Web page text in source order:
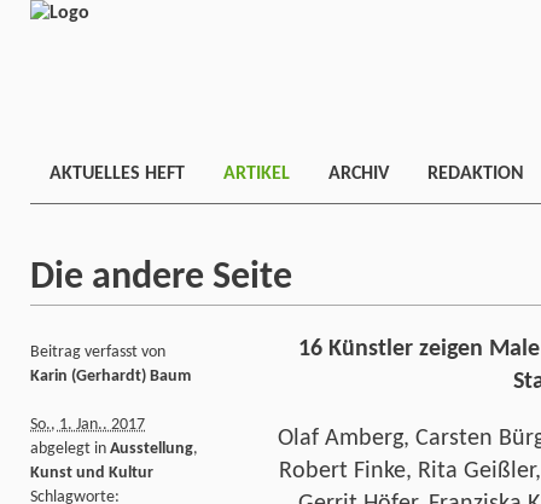
AKTUELLES HEFT ARTIKEL ARCHIV REDAKTION
Die andere Seite
16 Künstler zeigen
Olaf Amberg, Carsten
Robert Finke, Rita
Beitrag verfasst von
Karin (Gerhardt) Baum
So., 1. Jan.. 2017
abgelegt in Ausstellung,
Kunst und Kultur
Schlagworte: